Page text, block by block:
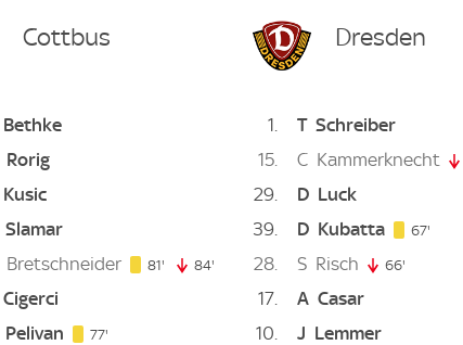
Cottbus
Bethke
Rorig
Kusic
Slamar
Bretschneider 81' 81. minute
84' 84. minute
Cigerci
Pelivan 77'
Dresden
1 T Schreiber
15
C Kammerknecht
29 D Luck
39
D Kubatta 67'
28 S Risch 66'
17 A Casar
10
J Lemmer